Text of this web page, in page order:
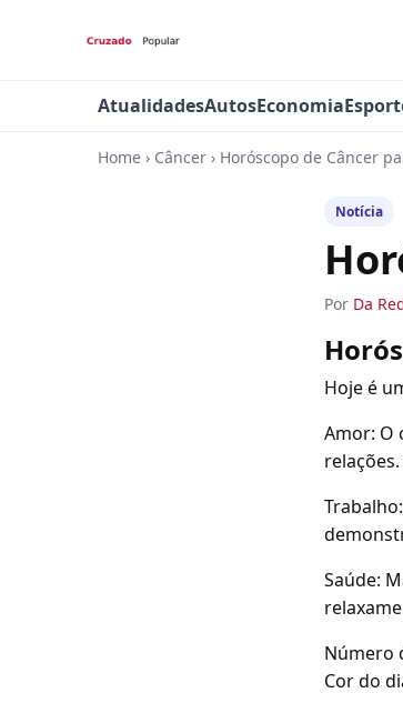
AtualidadesAutosEconomia
Home › Câncer › Horóscopo de Câncer
Notícia
Por Da
Hoje é
Amor: O
Saúde:
Número
Cor do